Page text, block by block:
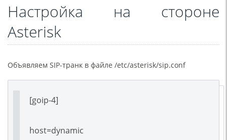
Настройка на стороне
Asterisk
Объявляем SIP-транк в файле /etc/asterisk/sip.conf
[goip-4]
host=dynamic